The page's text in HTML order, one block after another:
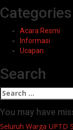
Categories
Acara Resmi
Informasi
Ucapan
Search
Search
for:
You may have
Seluruh Warga UPTD